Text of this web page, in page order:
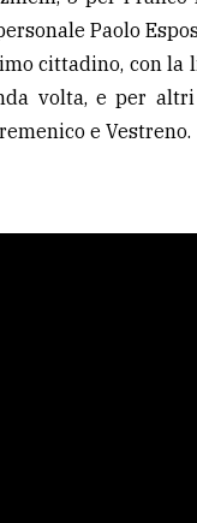
Paolo
cittadino, con la
volta, e per
e Vestreno.